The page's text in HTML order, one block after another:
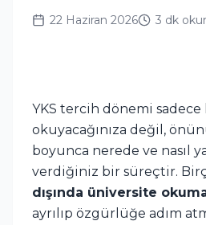
22 Haziran 2026 3 dk
YKS tercih dönemi
okuyacağınıza değil,
boyunca nerede ve nasıl
verdiğiniz bir süreçtir.
dışında üniversite
ayrılıp özgürlüğe adım